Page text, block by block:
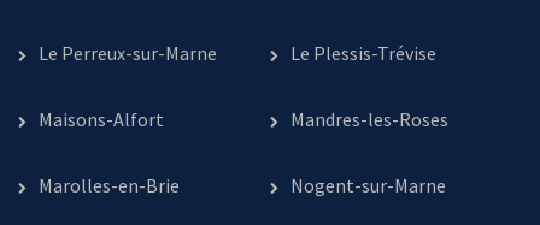
Le Perreux-sur-Marne Le Plessis-Trévise
Maisons-Alfort Mandres-les-Roses
Marolles-en-Brie Nogent-sur-Marne